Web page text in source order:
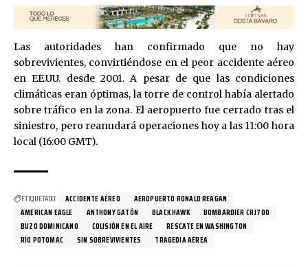
Las autoridades han confirmado que no hay
sobrevivientes, convirtiéndose en el peor accidente aéreo
en EE.UU. desde 2001. A pesar de que las condiciones
climáticas eran óptimas, la torre de control había alertado
sobre tráfico en la zona. El aeropuerto fue cerrado tras el
siniestro, pero reanudará operaciones hoy a las 11:00 hora
local (16:00 GMT).
ETIQUETADO: ACCIDENTE AÉREO
AEROPUERTO RONALD REAGAN
AMERICAN EAGLE
ANTHONY GATÓN BLACK HAWK
BOMBARDIER CRJ700
BUZO DOMINICANO
COLISIÓN EN EL AIRE
RESCATE EN WASHINGTON
RÍO POTOMAC
SIN SOBREVIVIENTES TRAGEDIA AÉREA